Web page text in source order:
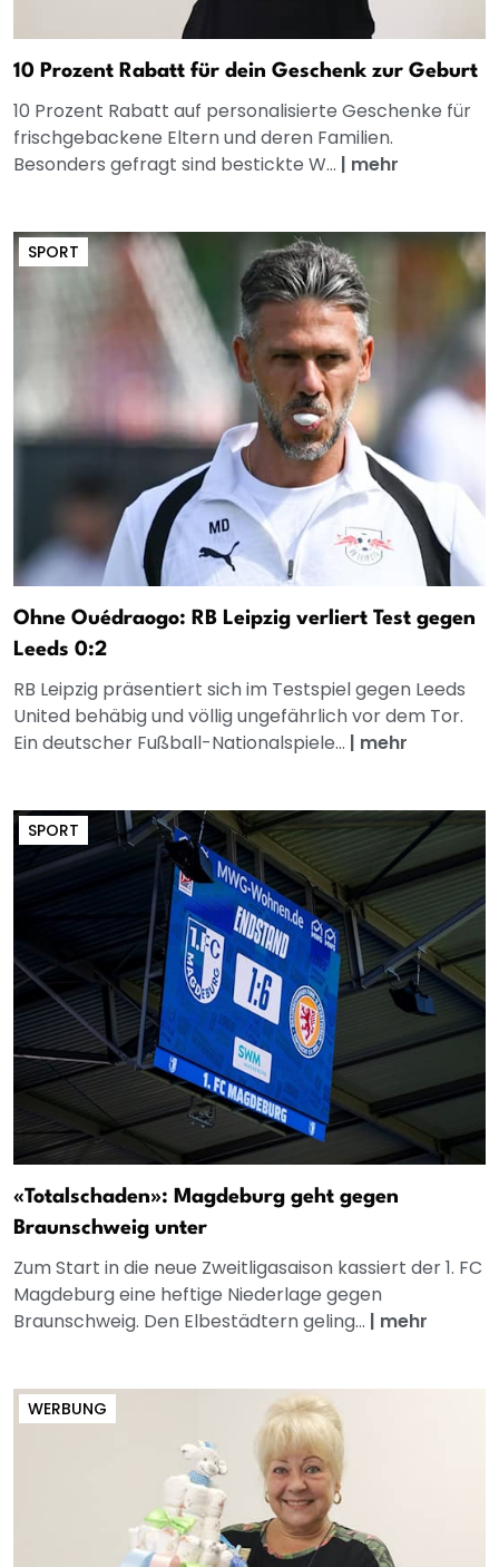
10 Prozent Rabatt für dein Geschenk zur Geburt
10 Prozent Rabatt auf personalisierte Geschenke für
frischgebackene Eltern und deren Familien.
Besonders gefragt sind bestickte W... | mehr
SPORT
Ohne Ouédraogo: RB Leipzig verliert Test gegen
Leeds 0:2
RB Leipzig präsentiert sich im Testspiel gegen Leeds
United behäbig und völlig ungefährlich vor dem Tor.
Ein deutscher Fußball-Nationalspiele... | mehr
SPORT
«Totalschaden»: Magdeburg geht gegen
Braunschweig unter
Zum Start in die neue Zweitligasaison kassiert der 1. FC
Magdeburg eine heftige Niederlage gegen
Braunschweig. Den Elbestädtern geling... | mehr
WERBUNG